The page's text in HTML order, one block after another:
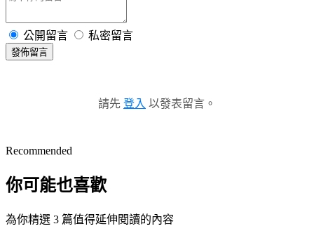
公開留言 私密留言
發佈留言
請先 登入 以發表留言。
Recommended
你可能也喜歡
為你精選 3 篇值得延伸閱讀的內容